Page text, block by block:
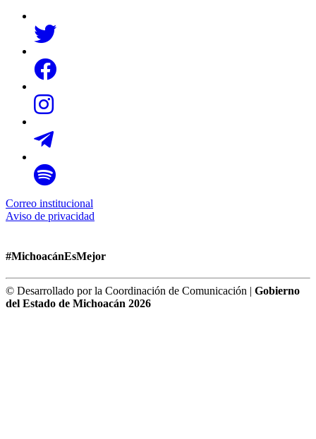
Correo institucional
Aviso de privacidad
#MichoacánEsMejor
© Desarrollado por la Coordinación de Comunicación | Gobierno
del Estado de Michoacán 2026